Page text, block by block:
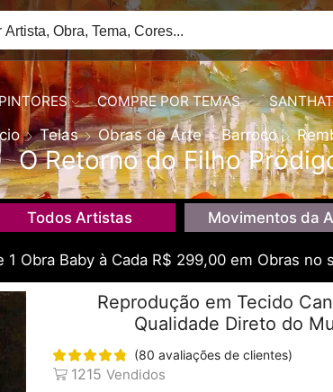
COMPRE POR TEMAS
Telas Obras de Arte Barroco
O Retorno do Filho
Todos Artistas Movimentos da
1 Obra Baby à Cada R$ 299,00 em Obras no
Reprodução em Tecido
Qualidade Direto do
(80 avaliações de clientes)
1215 Vendidos